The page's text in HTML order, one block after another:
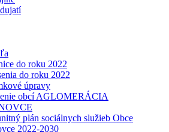
do roku 2022
do roku 2022
úpravy
obcí AGLOMERÁCIA
plán sociálnych služieb Obce
2022-2030